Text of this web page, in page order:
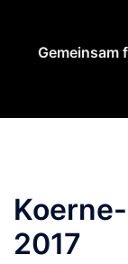
springenGemeinsam
2017